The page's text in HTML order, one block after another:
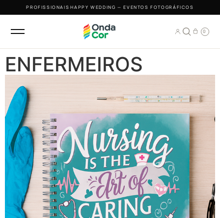
PROFISSIONAIS ·HAPPY WEDDING — EVENTOS FOTOGRÁFICOS
0
ENFERMEIROS